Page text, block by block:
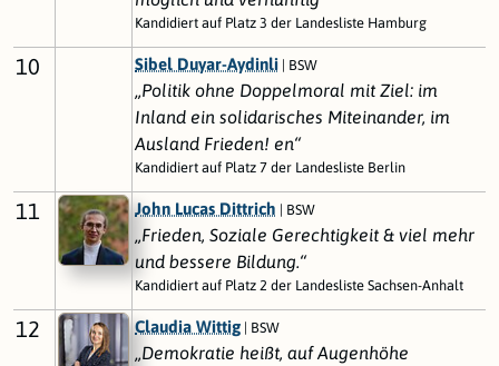
Kandidiert auf Platz 3 der Landesliste Hamburg
10 Sibel Duyar-Aydinli | BSW
„Politik ohne Doppelmoral mit Ziel: im
Inland ein solidarisches Miteinander, im
Ausland Frieden! en“
Kandidiert auf Platz 7 der Landesliste Berlin
11 John Lucas Dittrich | BSW
„Frieden, Soziale Gerechtigkeit & viel mehr
und bessere Bildung.“
Kandidiert auf Platz 2 der Landesliste Sachsen-Anhalt
12 Claudia Wittig | BSW
„Demokratie heißt, auf Augenhöhe